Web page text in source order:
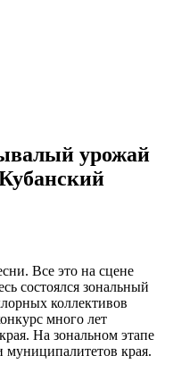
урожай
Все это на сцене
состоялся зональный
коллективов
много лет
На зональном этапе
края.